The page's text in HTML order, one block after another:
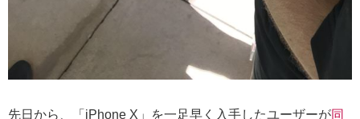
先日から、「iPhone X」を一足早く入手したユーザーが同